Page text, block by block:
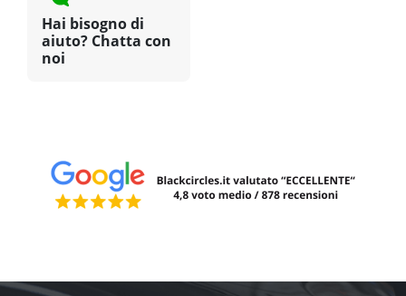
Hai bisogno di
aiuto? Chatta con
noi